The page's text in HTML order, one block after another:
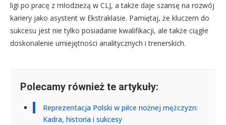
ligi po pracę z młodzieżą w CLJ, a także daje szansę na rozwój
kariery jako asystent w Ekstraklasie. Pamiętaj, że kluczem do
sukcesu jest nie tylko posiadanie kwalifikacji, ale także ciągłe
doskonalenie umiejętności analitycznych i trenerskich.
Polecamy również te artykuły:
Reprezentacja Polski w piłce nożnej mężczyzn:
Kadra, historia i sukcesy